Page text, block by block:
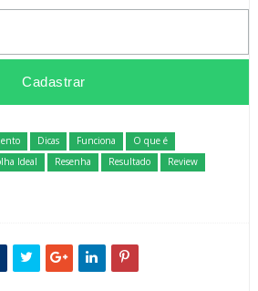
Dicas Funciona
O que é
Ideal Resenha Resultado
Review